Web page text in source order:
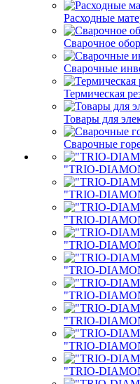
Расходные
Сварочное
Сварочные
Термическая
Товары для
Сварочные
"TRIO-
"TRIO-
"TRIO-
"TRIO-
"TRIO-
"TRIO-
"TRIO-
"TRIO-
"TRIO-